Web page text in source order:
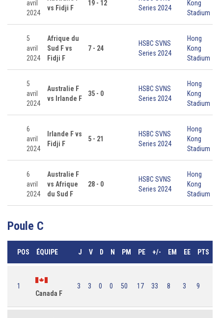
avril
2024
vs Fidji F
19 - 12
Series 2024
Kong
Stadium
5
avril
2024
Afrique du
Sud F vs
Fidji F
7 - 24
HSBC SVNS
Series 2024
Hong
Kong
Stadium
5
avril
2024
Australie F
vs Irlande F
35 - 0
HSBC SVNS
Series 2024
Hong
Kong
Stadium
6
avril
2024
Irlande F vs
Fidji F
5 - 21
HSBC SVNS
Series 2024
Hong
Kong
Stadium
6
avril
2024
Australie F
vs Afrique
du Sud F
28 - 0
HSBC SVNS
Series 2024
Hong
Kong
Stadium
Poule C
POS ÉQUIPE J V D N PM PE +/- EM EE PTS
1
Canada F
3 3 0 0 50 17 33 8 3 9